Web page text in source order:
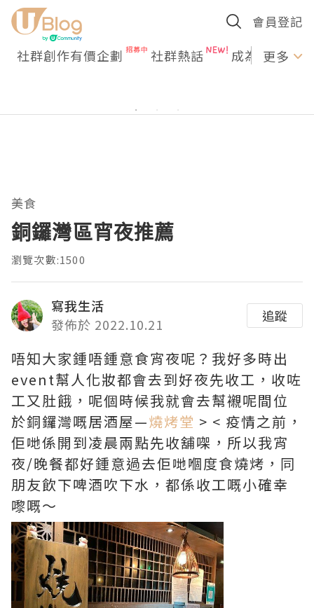
會員登記
社群創作有價企劃 社群熱話 成為U更多
美食
銅鑼灣區宵夜推薦
瀏覽次數:1500
寫我生活
發佈於 2022.10.21
追蹤
唔知大家鍾唔鍾意食宵夜呢？我好多時出
event幫人化妝都會去到好夜先收工，收咗
工又肚餓，呢個時候我就會去幫襯呢間位
於銅鑼灣嘅居酒屋—燒烤堂 > < 疫情之前，
佢哋係開到凌晨兩點先收舖㗎，所以我宵
夜/晚餐都好鍾意過去佢哋嗰度食燒烤，同
朋友飲下啤酒吹下水，都係收工嘅小確幸
嚟嘅～